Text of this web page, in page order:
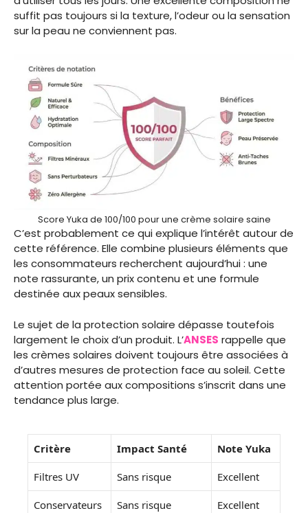
suffit pas toujours si la texture, l’odeur ou la sensation
sur la peau ne conviennent pas.
Score Yuka de 100/100 pour une crème solaire saine
C’est probablement ce qui explique l’intérêt autour de
cette référence. Elle combine plusieurs éléments que
les consommateurs recherchent aujourd’hui : une
note rassurante, un prix contenu et une formule
destinée aux peaux sensibles.
Le sujet de la protection solaire dépasse toutefois
largement le choix d’un produit. L’ANSES rappelle que
les crèmes solaires doivent toujours être associées à
d’autres mesures de protection face au soleil. Cette
attention portée aux compositions s’inscrit dans une
tendance plus large.
Critère Impact Santé Note Yuka
Filtres UV Sans risque Excellent
Conservateurs Sans risque Excellent